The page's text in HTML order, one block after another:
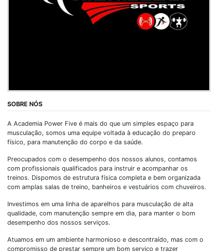
SOBRE NÓS
A Academia Power Five é mais do que um simples espaço para
musculação, somos uma equipe voltada à educação do preparo
físico, para manutenção do corpo e da saúde.
Preocupados com o desempenho dos nossos alunos, contamos
com profissionais qualificados para instruir e acompanhar os
treinos. Dispomos de estrutura física completa e bem organizada
com amplas salas de treino, banheiros e vestuários com chuveiros.
Investimos em uma linha de aparelhos para musculação de alta
qualidade, com manutenção sempre em dia, para manter o bom
desempenho dos nossos serviços.
Atuamos em um ambiente harmonioso e descontraído, mas com o
compromisso de prestar sempre um bom serviço e trazer